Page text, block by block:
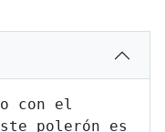
con el
polerón es